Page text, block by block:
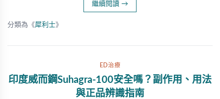
繼續閱讀 →
分類為《犀利士》
ED治療
印度威而鋼Suhagra-100安全嗎？副作用、用法
與正品辨識指南